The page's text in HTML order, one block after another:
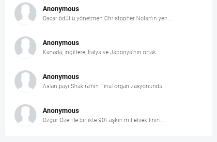
Anonymous
Oscar ödüllü yönetmen Christopher Nolan'ın yen...
Anonymous
Kanada, İngiltere, İtalya ve Japonya'nın ortak...
Anonymous
Aslan payı Shakira'nın Final organizasyonunda ...
Anonymous
Özgür Özel ile birlikte 90’ı aşkın milletvekilinin...